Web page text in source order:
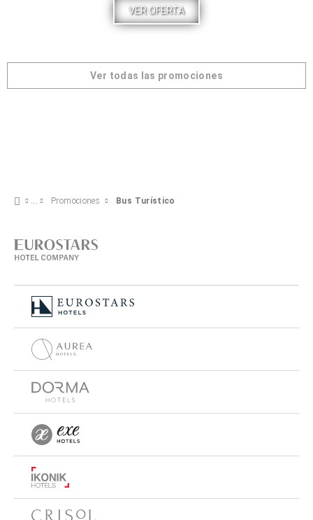
VER OFERTA
Ver todas las promociones
Promociones Bus Turístico